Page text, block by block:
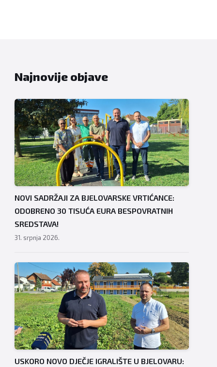
Najnovije objave
NOVI SADRŽAJI ZA BJELOVARSKE VRTIĆANCE:
ODOBRENO 30 TISUĆA EURA BESPOVRATNIH
SREDSTAVA!
31. srpnja 2026.
USKORO NOVO DJEČJE IGRALIŠTE U BJELOVARU: